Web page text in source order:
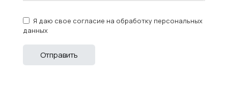
Я даю свое согласие на обработку персональных
данных